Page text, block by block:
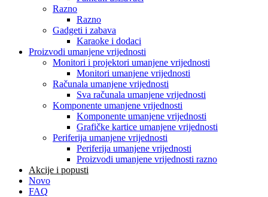
Razno
Razno
Gadgeti i zabava
Karaoke i dodaci
Proizvodi umanjene vrijednosti
Monitori i projektori umanjene vrijednosti
Monitori umanjene vrijednosti
Računala umanjene vrijednosti
Sva računala umanjene vrijednosti
Komponente umanjene vrijednosti
Komponente umanjene vrijednosti
Grafičke kartice umanjene vrijednosti
Periferija umanjene vrijednosti
Periferija umanjene vrijednosti
Proizvodi umanjene vrijednosti razno
Akcije i popusti
Novo
FAQ